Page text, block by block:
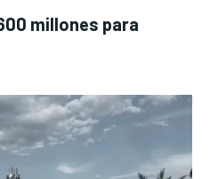
millones para